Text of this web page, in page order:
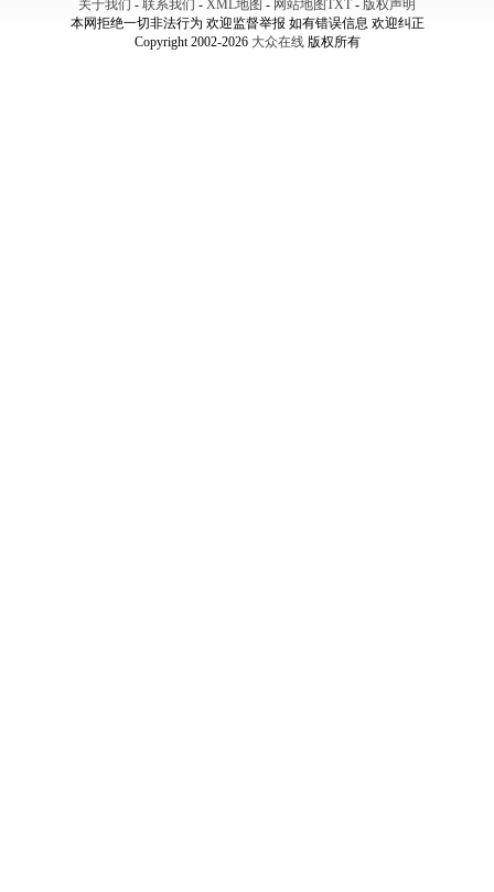
关于我们 - 联系我们 - XML地图 - 网站地图 TXT- 版权声明
本网拒绝一切非法行为 欢迎监督举报 如有错误信息 欢迎纠正
Copyright 2002-2026 大众在线版权所有